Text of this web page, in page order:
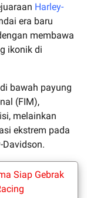
Harley-
era baru
membawa
ikonik di
bawah payung
(FIM),
melainkan
ekstrem pada
Davidson.
Siap Gebrak